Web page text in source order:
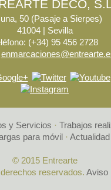
DECO,
50 (Pasaje a Sierpes)
41004 | Sevilla
(+34) 95 456 2728
y Servicios · Trabajos
para móvil· Actualidad
© 2015 Entrearte
reservados. Aviso